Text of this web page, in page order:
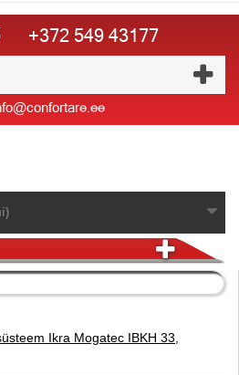
+372 549 43177
Ikra Mogatec IBKH 33,